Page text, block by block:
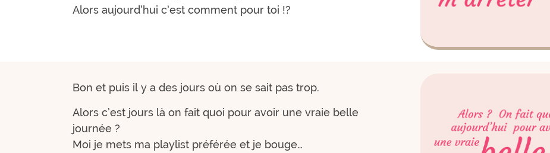
Alors aujourd’hui c’est comment pour toi !?
Bon et puis il y a des jours où on se sait pas trop.
Alors c’est jours là on fait quoi pour avoir une vraie belle
journée ?
Moi je mets ma playlist préférée et je bouge…